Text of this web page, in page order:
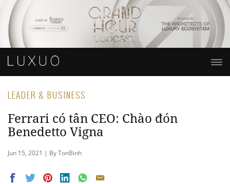
LEADER & BUSINESS
Ferrari có tân CEO: Chào đón
Benedetto Vigna
Jun 15, 2021 | By TonBinh